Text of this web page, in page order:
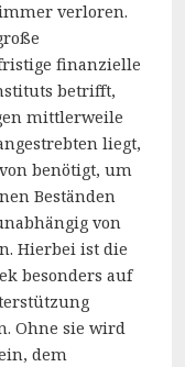
verloren.
finanzielle
betrifft,
mittlerweile
liegt,
benötigt, um
Beständen
von
Hierbei ist die
besonders auf
Ohne sie wird
dem